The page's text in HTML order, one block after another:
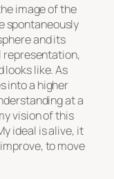
image of the
spontaneously
and its
representation,
looks like. As
into a higher
at a
vision of this
ideal is alive, it
to move